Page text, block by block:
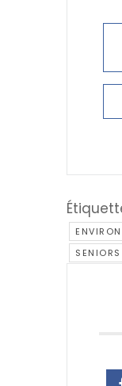
SENIORS